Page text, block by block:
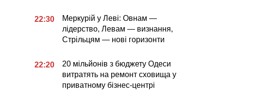
22:30
Меркурій у Леві: Овнам —
лідерство, Левам — визнання,
Стрільцям — нові горизонти
22:20
20 мільйонів з бюджету Одеси
витратять на ремонт сховища у
приватному бізнес-центрі